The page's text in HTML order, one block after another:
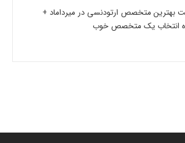
بهترین متخصص ارتودنسی در میرداماد +
انتخاب یک متخصص خوب